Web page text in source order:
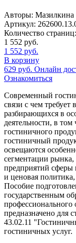
Авторы:
Артикул:
Количество страниц:
1 552 руб.
1 552 руб.
В корзину
629 руб. Онлайн
Ознакомиться
Современный
связи с чем требует
разбирающихся в
деятельности, в
гостиничного
гостиничный
освещаются
сегментации
предприятий сферы
и ценовая
Пособие
государственным
профессионального
предназначено для
43.02.11
гостиничных услуг.